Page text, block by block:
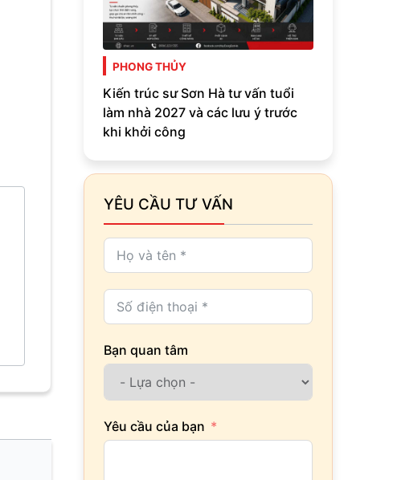
PHONG THỦY
Kiến trúc sư Sơn Hà tư vấn tuổi
làm nhà 2027 và các lưu ý trước
khi khởi công
YÊU CẦU TƯ VẤN
Bạn quan tâm
Yêu cầu của bạn